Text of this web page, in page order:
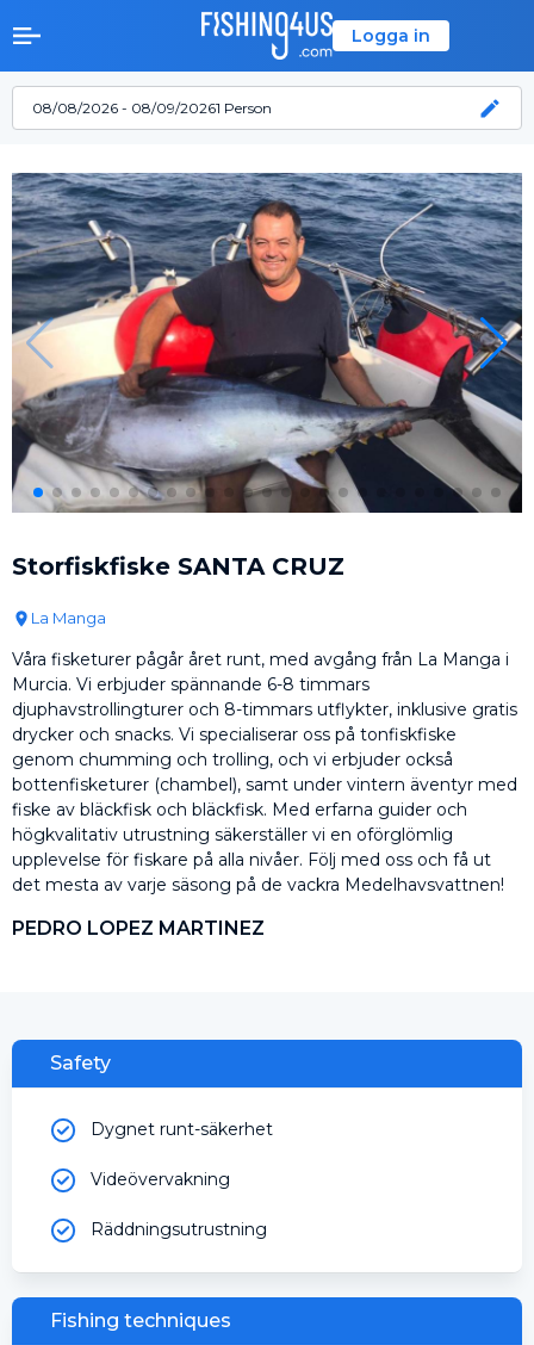
Logga in
08/08/2026 - 08/09/20261 Person
Storfiskfiske SANTA CRUZ
La Manga
Våra fisketurer pågår året runt, med avgång från La Manga i
Murcia. Vi erbjuder spännande 6-8 timmars
djuphavstrollingturer och 8-timmars utflykter, inklusive gratis
drycker och snacks. Vi specialiserar oss på tonfiskfiske
genom chumming och trolling, och vi erbjuder också
bottenfisketurer (chambel), samt under vintern äventyr med
fiske av bläckfisk och bläckfisk. Med erfarna guider och
högkvalitativ utrustning säkerställer vi en oförglömlig
upplevelse för fiskare på alla nivåer. Följ med oss och få ut
det mesta av varje säsong på de vackra Medelhavsvattnen!
PEDRO LOPEZ MARTINEZ
Safety
Dygnet runt-säkerhet
Videövervakning
Räddningsutrustning
Fishing techniques